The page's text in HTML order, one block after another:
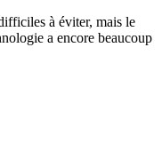
à éviter, mais le
a encore beaucoup